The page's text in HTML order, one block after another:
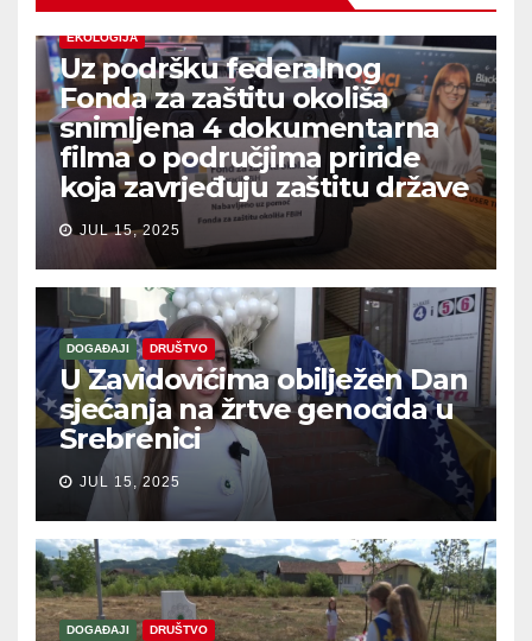
EKOLOGIJA
Uz podršku federalnog
Fonda za zaštitu okoliša
snimljena 4 dokumentarna
filma o područjima priride
koja zavrjeđuju zaštitu države
JUL 15, 2025
DOGAĐAJI DRUŠTVO
U Zavidovićima obilježen Dan
sjećanja na žrtve genocida u
Srebrenici
JUL 15, 2025
DOGAĐAJI DRUŠTVO